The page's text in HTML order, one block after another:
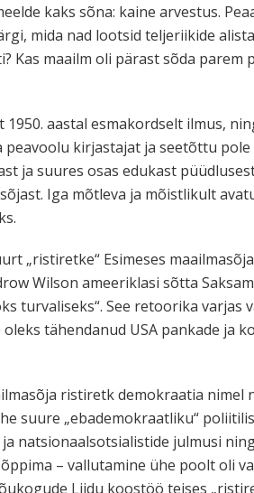
kaks sõna: kaine arvestus.
mida nad lootsid teljeriikide
maailm oli pärast sõda parem
aastal esmakordselt ilmus,
kirjastajat ja seetõttu
ja suures osas edukast
Iga mõtleva ja mõistlikult
„ristiretke“ Esimeses
Wilson ameeriklasi sõtta
turvaliseks“. See retoorika varjas
tähendanud USA pankade ja
ristiretk demokraatia
suure „ebademokraatliku“
natsionaalsotsialistide julmusi
– vallutamine ühe poolt oli
Liidu koostöö teises